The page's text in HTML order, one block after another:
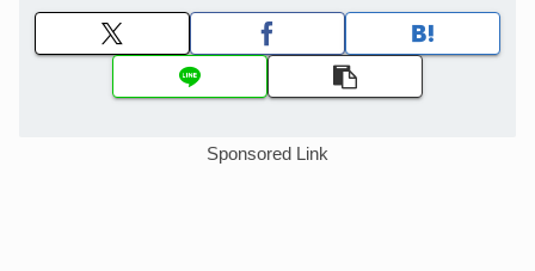
Sponsored Link